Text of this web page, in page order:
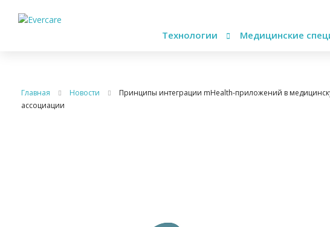
Технологии Медицинские
Главная Новости
Принципы интеграции mHealth-приложений в
ассоциации